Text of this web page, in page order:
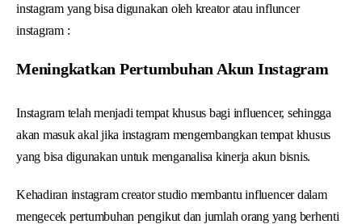
instagram yang bisa digunakan oleh kreator atau influncer
instagram :
Meningkatkan Pertumbuhan Akun Instagram
Instagram telah menjadi tempat khusus bagi influencer, sehingga
akan masuk akal jika instagram mengembangkan tempat khusus
yang bisa digunakan untuk menganalisa kinerja akun bisnis.
Kehadiran instagram creator studio membantu influencer dalam
mengecek pertumbuhan pengikut dan jumlah orang yang berhenti